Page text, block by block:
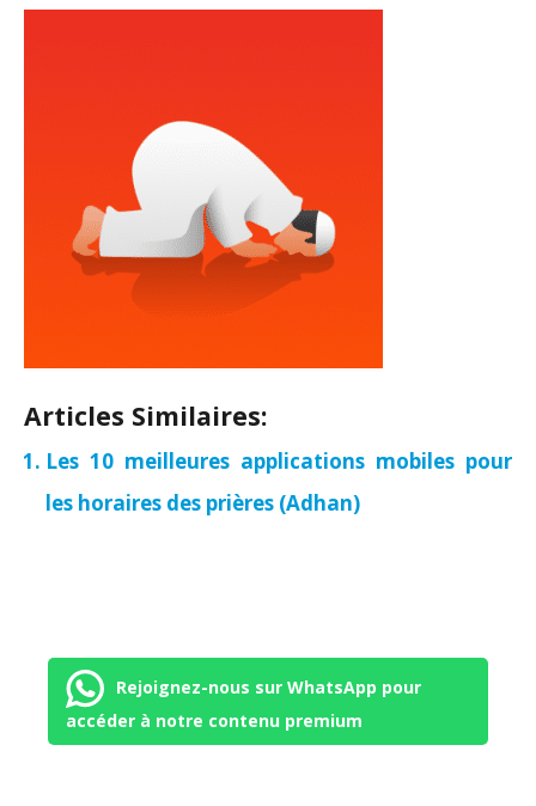
Articles Similaires:
Les 10 meilleures applications mobiles pour
les horaires des prières (Adhan)
Rejoignez-nous sur WhatsApp pour
accéder à notre contenu premium